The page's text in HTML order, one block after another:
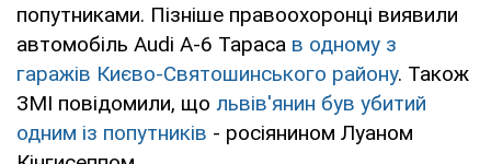
попутниками. Пізніше правоохоронці виявили
автомобіль Audi А-6 Тараса в одному з
гаражів Києво-Святошинського району. Також
ЗМІ повідомили, що львів'янин був убитий
одним із попутників - росіянином Луаном